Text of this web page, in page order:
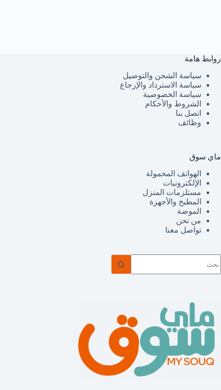
روابط هامة
سياسة الشحن والتوصيل
سياسة الاسترداد والإرجاع
سياسة الخصوصية
الشروط والأحكام
اتصل بنا
وظائف
ماي سوق
الهواتف المحمولة
الإلكترونيات
مستلزمات المنزل
المطبخ والأجهزة
الموضة
من نحن
تواصل معنا
توجد